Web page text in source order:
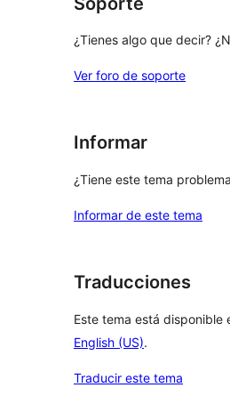
¿Tienes algo que decir?
Ver foro de soporte
Informar
¿Tiene este tema
Informar de este tema
Traducciones
Este tema está disponible
English (US).
Traducir este tema